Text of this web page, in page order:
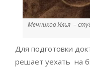
Мечников Илья –
Для подготовки
решает уехать на